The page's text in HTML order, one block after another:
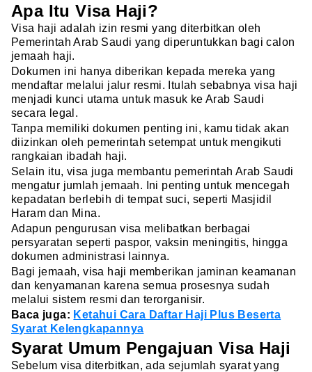
Apa Itu Visa Haji?
Visa haji adalah izin resmi yang diterbitkan oleh
Pemerintah Arab Saudi yang diperuntukkan bagi calon
jemaah haji.
Dokumen ini hanya diberikan kepada mereka yang
mendaftar melalui jalur resmi. Itulah sebabnya visa haji
menjadi kunci utama untuk masuk ke Arab Saudi
secara legal.
Tanpa memiliki dokumen penting ini, kamu tidak akan
diizinkan oleh pemerintah setempat untuk mengikuti
rangkaian ibadah haji.
Selain itu, visa juga membantu pemerintah Arab Saudi
mengatur jumlah jemaah. Ini penting untuk mencegah
kepadatan berlebih di tempat suci, seperti Masjidil
Haram dan Mina.
Adapun pengurusan visa melibatkan berbagai
persyaratan seperti paspor, vaksin meningitis, hingga
dokumen administrasi lainnya.
Bagi jemaah, visa haji memberikan jaminan keamanan
dan kenyamanan karena semua prosesnya sudah
melalui sistem resmi dan terorganisir.
Baca juga: Ketahui Cara Daftar Haji Plus Beserta
Syarat Kelengkapannya
Syarat Umum Pengajuan Visa Haji
Sebelum visa diterbitkan, ada sejumlah syarat yang